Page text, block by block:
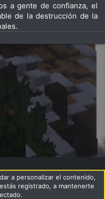
a gente de confianza, el
de la destrucción de la
Ayuda
R
S
a personalizar el contenido,
registrado, a mantenerte